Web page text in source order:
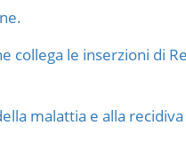
collega le inserzioni di
malattia e alla